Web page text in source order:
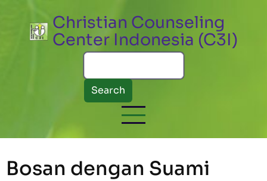
Christian Counseling
Center Indonesia (C3I)
Search
Bosan dengan Suami